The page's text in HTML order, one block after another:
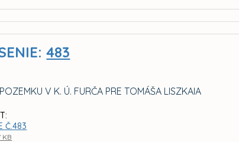
483
V K. Ú. FURČA PRE TOMÁŠA LISZKAIA
Č.483
KB